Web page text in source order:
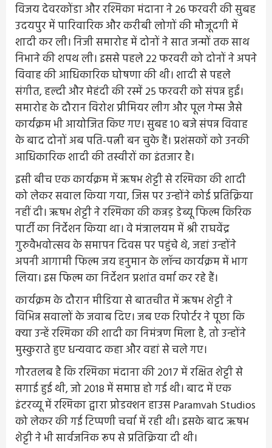
विजय देवरकोंडा और रश्मिका मंदाना ने 26 फरवरी की सुबह
उदयपुर में पारिवारिक और करीबी लोगों की मौजूदगी में
शादी कर ली। निजी समारोह में दोनों ने सात जन्मों तक साथ
निभाने की शपथ ली। इससे पहले 22 फरवरी को दोनों ने अपने
विवाह की आधिकारिक घोषणा की थी। शादी से पहले
संगीत, हल्दी और मेहंदी की रस्में 25 फरवरी को संपन्न हुईं।
समारोह के दौरान विरोश प्रीमियर लीग और पूल गेम्स जैसे
कार्यक्रम भी आयोजित किए गए। सुबह 10 बजे संपन्न विवाह
के बाद दोनों अब पति-पत्नी बन चुके हैं। प्रशंसकों को उनकी
आधिकारिक शादी की तस्वीरों का इंतजार है।
इसी बीच एक कार्यक्रम में ऋषभ शेट्टी से रश्मिका की शादी
को लेकर सवाल किया गया, जिस पर उन्होंने कोई प्रतिक्रिया
नहीं दी। ऋषभ शेट्टी ने रश्मिका की कन्नड़ डेब्यू फिल्म किरिक
पार्टी का निर्देशन किया था। वे मंत्रालयम में श्री राघवेंद्र
गुरुवैभवोत्सव के समापन दिवस पर पहुंचे थे, जहां उन्होंने
अपनी आगामी फिल्म जय हनुमान के लॉन्च कार्यक्रम में भाग
लिया। इस फिल्म का निर्देशन प्रशांत वर्मा कर रहे हैं।
कार्यक्रम के दौरान मीडिया से बातचीत में ऋषभ शेट्टी ने
विभिन्न सवालों के जवाब दिए। जब एक रिपोर्टर ने पूछा कि
क्या उन्हें रश्मिका की शादी का निमंत्रण मिला है, तो उन्होंने
मुस्कुराते हुए धन्यवाद कहा और वहां से चले गए।
गौरतलब है कि रश्मिका मंदाना की 2017 में रक्षित शेट्टी से
सगाई हुई थी, जो 2018 में समाप्त हो गई थी। बाद में एक
इंटरव्यू में रश्मिका द्वारा प्रोडक्शन हाउस Paramvah Studios
को लेकर की गई टिप्पणी चर्चा में रही थी। इसके बाद ऋषभ
शेट्टी ने भी सार्वजनिक रूप से प्रतिक्रिया दी थी।